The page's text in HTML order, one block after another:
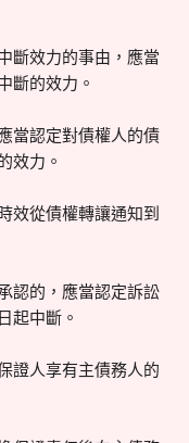
斷效力的事由，應當
斷的效力。
當認定對債權人的債
效力。
從債權轉讓通知到
認的，應當認定訴訟
起中斷。
證人享有主債務人的